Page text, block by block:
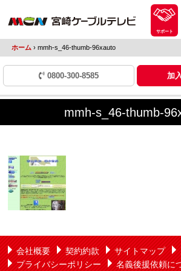
サポート
ホーム ›mmh-s_46-thumb-96xauto
0800-300-8585 加
mmh-s_46-thumb-
会社概要 契約約款 サイトマップ
プライバシーポリシー
名義後援依頼に